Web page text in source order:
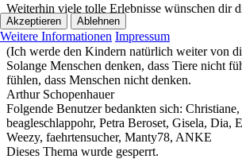
Weiterhin viele tolle Erlebnisse wünschen dir
Roswitha
(Ich werde den Kindern natürlich weiter von
Solange Menschen denken, dass Tiere nicht
fühlen, dass Menschen nicht denken.
Arthur Schopenhauer
Folgende Benutzer bedankten sich: Christiane,
beagleschlappohr, Petra Beroset, Gisela, Dia,
Weezy, faehrtensucher, Manty78, ANKE
Dieses Thema wurde gesperrt.
Akzeptieren Ablehnen
Weitere Informationen Impressum